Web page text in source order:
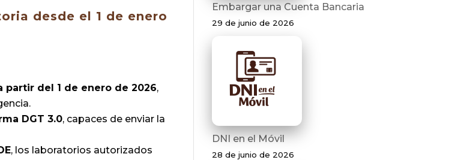
desde el 1 de enero
partir del 1 de enero de 2026,
DGT 3.0, capaces de enviar la
, los laboratorios autorizados
Embargar una Cuenta Bancaria
29 de junio de 2026
DNI en el Móvil
28 de junio de 2026